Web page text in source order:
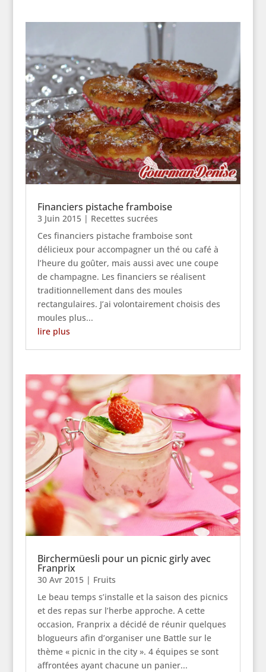
Financiers pistache framboise
3 Juin 2015| Recettes sucrées
Ces financiers pistache framboise sont
délicieux pour accompagner un thé ou café à
l’heure du goûter, mais aussi avec une coupe
de champagne. Les financiers se réalisent
traditionnellement dans des moules
rectangulaires. J’ai volontairement choisis des
moules plus...
lire plus
Birchermüesli pour un picnic girly avec
Franprix
30 Avr 2015| Fruits
Le beau temps s’installe et la saison des picnics
et des repas sur l’herbe approche. A cette
occasion, Franprix a décidé de réunir quelques
blogueurs afin d’organiser une Battle sur le
thème « picnic in the city ». 4 équipes se sont
affrontées ayant chacune un panier...